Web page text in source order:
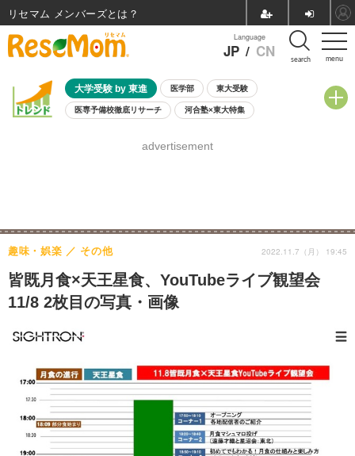
menu
Language
JP / CN search
大学受験 by 東進 医学部 東大受験
医専予備校徹底リサーチ 河合塾×東大特集
8月開催学校説明会・相談会
advertisement
皆既月食×天王星食、YouTubeライブ観望会
11/8 2枚目の写真・画像
趣味・娯楽 その他 2022.11.7（月） 19:45
リセマム メンバーズ